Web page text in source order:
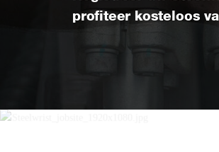
profiteer kosteloos